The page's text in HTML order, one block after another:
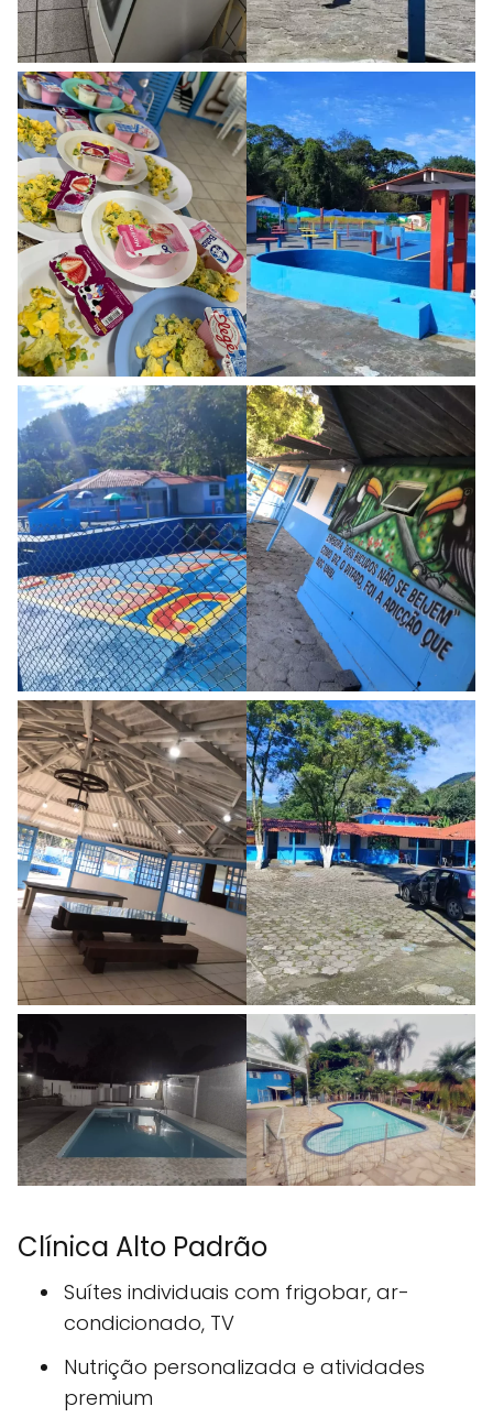
Clínica Alto Padrão
Suítes individuais com frigobar, ar-
condicionado, TV
Nutrição personalizada e atividades
premium